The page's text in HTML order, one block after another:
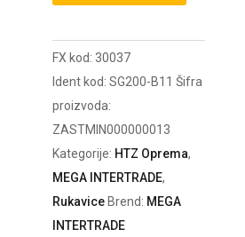
FX kod: 30037
Ident kod: SG200-B11 Šifra
proizvoda:
ZASTMIN000000013
Kategorije: HTZ Oprema,
MEGA INTERTRADE,
Rukavice Brend: MEGA
INTERTRADE